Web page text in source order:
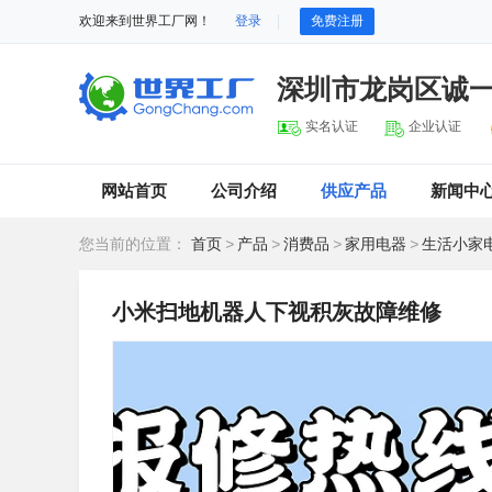
欢迎来到世界工厂网！ 登录 免费注册
深圳市龙岗区诚
实名认证 企业认证
网站首页 公司介绍 供应产品 新闻中
您当前的位置： 首页 > 产品 >消费品 >家用电器 >生活小家
小米扫地机器人下视积灰故障维修